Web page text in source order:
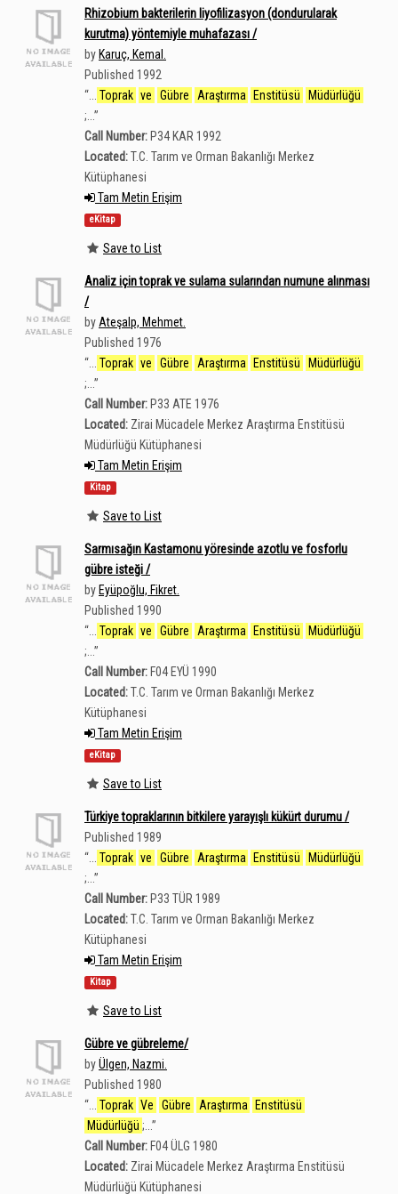
Rhizobium bakterilerin liyofilizasyon (dondurularak
kurutma) yöntemiyle muhafazası /
by Karuç, Kemal.
Published 1992
“
Toprak ve Gübre Araştırma Enstitüsü
Müdürlüğü
;... ”
Call Number: P34 KAR 1992
Located:T.C. Tarım ve Orman Bakanlığı Merkez
Kütüphanesi
Tam Metin Erişim
eKitap
Save to List
Analiz için toprak ve sulama sularından numune alınması
/
by Ateşalp, Mehmet.
Published 1976
“
Toprak ve Gübre Araştırma Enstitüsü
Müdürlüğü
;... ”
Call Number: P33 ATE 1976
Located: Zirai Mücadele Merkez Araştırma Enstitüsü
Müdürlüğü Kütüphanesi
Tam Metin Erişim
Kitap
Save to List
Sarmısağın Kastamonu yöresinde azotlu ve fosforlu
gübre isteği /
by Eyüpoğlu, Fikret.
Published 1990
“
Toprak ve Gübre Araştırma Enstitüsü
Müdürlüğü
;... ”
Call Number: F04 EYÜ 1990
Located:T.C. Tarım ve Orman Bakanlığı Merkez
Kütüphanesi
Tam Metin Erişim
eKitap
Save to List
Türkiye topraklarının bitkilere yarayışlı kükürt durumu /
Published 1989
“
Toprak ve Gübre Araştırma Enstitüsü
Müdürlüğü
;... ”
Call Number: P33 TÜR 1989
Located:T.C. Tarım ve Orman Bakanlığı Merkez
Kütüphanesi
Tam Metin Erişim
Kitap
Save to List
Gübre ve gübreleme/
byÜlgen, Nazmi.
Published 1980
“
Toprak Ve Gübre Araştırma
Enstitüsü
Müdürlüğü ;... ”
Call Number: F04 ÜLG 1980
Located: Zirai Mücadele Merkez Araştırma Enstitüsü
Müdürlüğü Kütüphanesi